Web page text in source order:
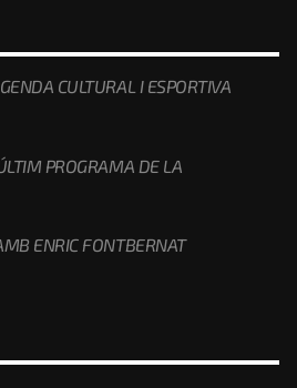
CULTURAL I ESPORTIVA
PROGRAMA DE LA
ENRIC FONTBERNAT